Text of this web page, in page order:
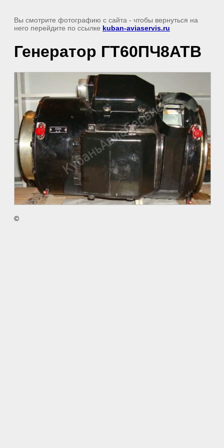
Вы смотрите фотографию с сайта - чтобы вернуться на
него перейдите по ссылке kuban-aviaservis.ru
Генератор ГТ60ПЧ8АТВ
©